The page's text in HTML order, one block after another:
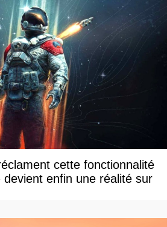
cette fonctionnalité
enfin une réalité sur